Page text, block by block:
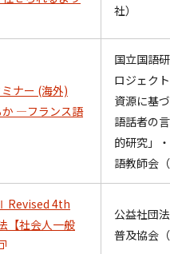
社）
ナー (海外)
か ―フランス語
国立国語
ロジェク
資源に基
語話者の
的研究」
語教師会
Revised 4th
【社会人一般
公益社団
普及協会